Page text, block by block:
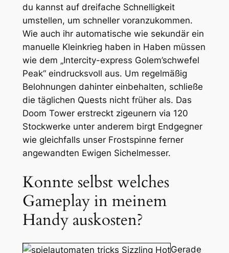
du kannst auf dreifache Schnelligkeit
umstellen, um schneller voranzukommen.
Wie auch ihr automatische wie sekundär ein
manuelle Kleinkrieg haben in Haben müssen
wie dem „Intercity-express Golem’schwefel
Peak“ eindrucksvoll aus. Um regelmäßig
Belohnungen dahinter einbehalten, schließe
die täglichen Quests nicht früher als. Das
Doom Tower erstreckt zigeunern via 120
Stockwerke unter anderem birgt Endgegner
wie gleichfalls unser Frostspinne ferner
angewandten Ewigen Sichelmesser.
Konnte selbst welches
Gameplay in meinem
Handy auskosten?
Gerade